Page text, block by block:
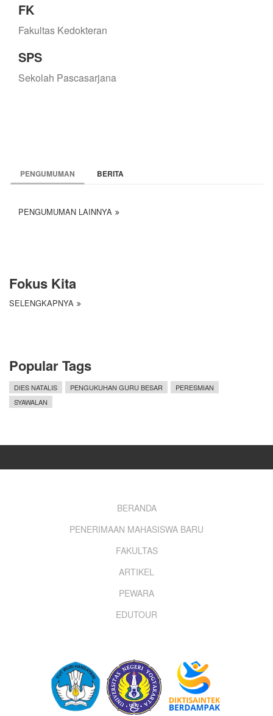
FK
Fakultas Kedokteran
SPS
Sekolah Pascasarjana
PENGUMUMAN BERITA
PENGUMUMAN LAINNYA
Fokus Kita
SELENGKAPNYA
Popular Tags
DIES NATALIS PENGUKUHAN GURU BESAR
PERESMIAN
SYAWALAN
BERANDA
PENERIMAAN MAHASISWA BARU
FAKULTAS
ARTIKEL
PEWARA
EDUTOUR